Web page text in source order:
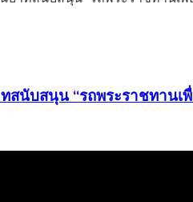
สนับสนุน “รถพระราชทานเ